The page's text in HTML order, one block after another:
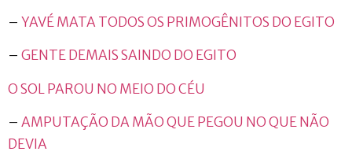
– YAVÉ MATA TODOS OS PRIMOGÊNITOS DO EGITO
– GENTE DEMAIS SAINDO DO EGITO
O SOL PAROU NO MEIO DO CÉU
– AMPUTAÇÃO DA MÃO QUE PEGOU NO QUE NÃO
DEVIA